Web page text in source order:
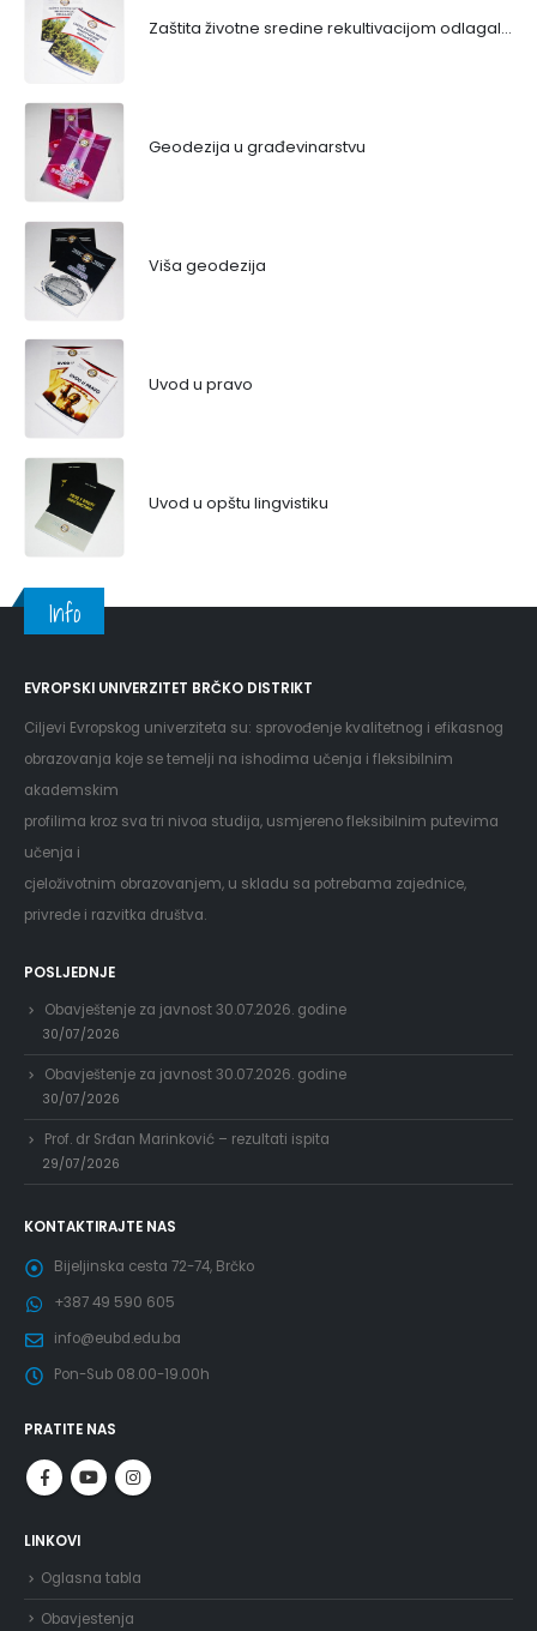
Zaštita životne sredine rekultivacijom odlagališta
Geodezija u građevinarstvu
Viša geodezija
Uvod u pravo
Uvod u opštu lingvistiku
Info
EVROPSKI UNIVERZITET BRČKO DISTRIKT
Ciljevi Evropskog univerziteta su: sprovođenje kvalitetnog i efikasnog
obrazovanja koje se temelji na ishodima učenja i fleksibilnim
akademskim
profilima kroz sva tri nivoa studija, usmjereno fleksibilnim putevima
učenja i
cjeloživotnim obrazovanjem, u skladu sa potrebama zajednice,
privrede i razvitka društva.
POSLJEDNJE
Obavještenje za javnost 30.07.2026. godine
30/07/2026
Obavještenje za javnost 30.07.2026. godine
30/07/2026
Prof. dr Srđan Marinković – rezultati ispita
29/07/2026
KONTAKTIRAJTE NAS
Bijeljinska cesta 72-74, Brčko
+387 49 590 605
info@eubd.edu.ba
Pon-Sub 08.00-19.00h
PRATITE NAS
LINKOVI
Oglasna tabla
Obavjestenja